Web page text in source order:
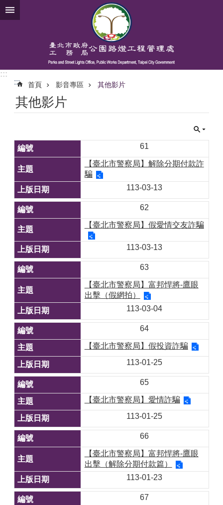
跳到主要內容區塊
:::
:::
首頁 影音專區 其他影片
其他影片
61
【臺北市警察局】解除分期付款詐
騙
113-03-13
62
【臺北市警察局】假愛情交友詐騙
113-03-13
63
【臺北市警察局】富邦悍將-鷹眼
出擊（假網拍）
113-03-04
64
【臺北市警察局】假投資詐騙
113-01-25
65
【臺北市警察局】愛情詐騙
113-01-25
66
【臺北市警察局】富邦悍將-鷹眼
出擊（解除分期付款篇）
113-01-23
67